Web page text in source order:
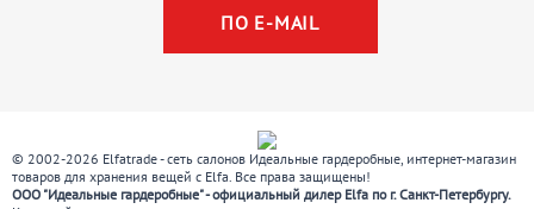
ПО E-MAIL
© 2002-2026 Elfatrade - сеть салонов Идеальные гардеробные, интернет-магазин
товаров для хранения вещей с Elfa. Все права защищены!
ООО "Идеальные гардеробные" - официальный дилер Elfa по г. Санкт-Петербургу.